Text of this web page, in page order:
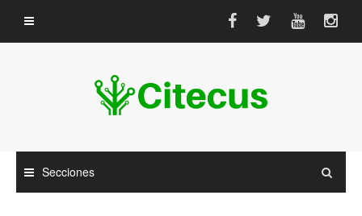
contenido
Secciones